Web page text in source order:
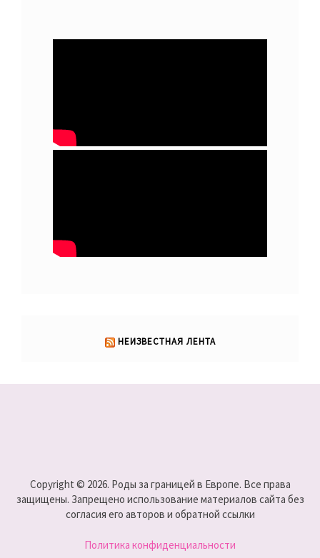
НЕИЗВЕСТНАЯ ЛЕНТА
Copyright © 2026. Роды за границей в Европе. Все права
защищены. Запрещено использование материалов сайта без
согласия его авторов и обратной ссылки
Политика конфиденциальности